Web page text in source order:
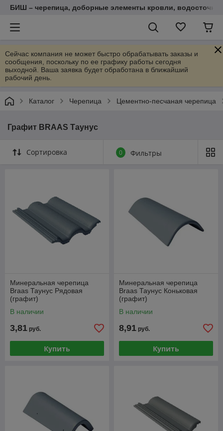
БИШ – черепица, доборные элементы кровли,
Сейчас компания не может быстро обрабатывать заказы и
сообщения, поскольку по ее графику работы сегодня
выходной. Ваша заявка будет обработана в ближайший
рабочий день.
Каталог Черепица Цементно-песчаная черепица
Графит BRAAS Таунус
Сортировка 0 Фильтры
Минеральная черепица
Braas Таунус Рядовая
(графит)
В наличии
3,81 руб.
Купить
Минеральная черепица
Braas Таунус Коньковая
(графит)
В наличии
8,91 руб.
Купить